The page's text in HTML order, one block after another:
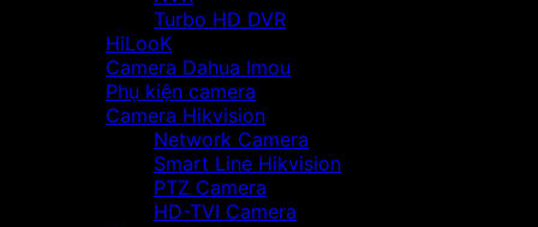
Turbo HD DVR
HiLooK
Camera Dahua Imou
Phụ kiện camera
Camera Hikvision
Network Camera
Smart Line Hikvision
PTZ Camera
HD-TVI Camera